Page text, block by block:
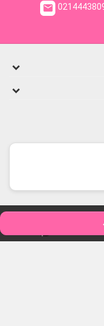
email